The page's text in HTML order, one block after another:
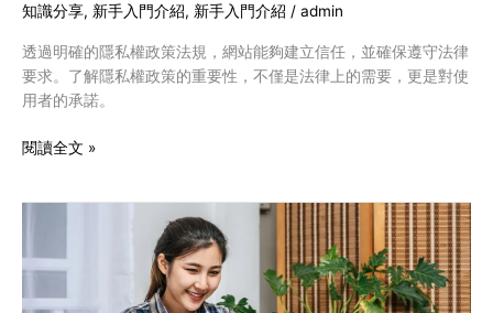
知識分享, 新手入門介紹, 新手入門介紹 / admin
透過明確的隱私權政策法規，網站能夠建立信任，並確保遵守法律
要求。了解隱私權政策的重要性，不僅是法律上的需要，更是對使
用者的承諾。
的
要
性
與
定
要
的
要
閱讀全文 »
網